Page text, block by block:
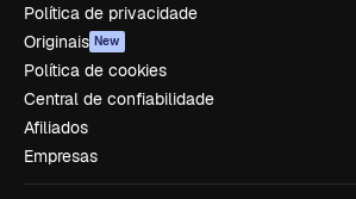
Política de privacidade
Originais New
Política de cookies
Central de confiabilidade
Afiliados
Empresas